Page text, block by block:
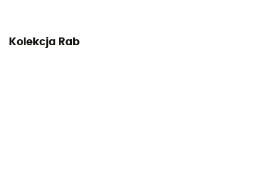
Kolekcja Rab